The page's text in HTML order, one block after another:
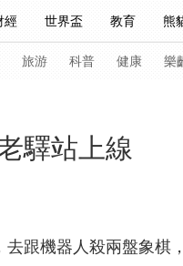
經 世界盃 教育 熊
習式妙語 熱解讀 天天學
主持人 下載央視影音
旅游 科普 健康 樂
習式妙語 央視快評
驛站上線
去跟機器人殺兩盤象